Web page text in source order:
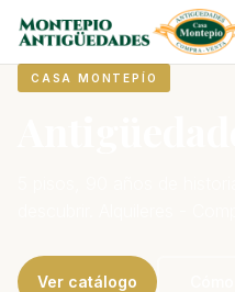
CASA MONTEPÍO
Ver catálogo